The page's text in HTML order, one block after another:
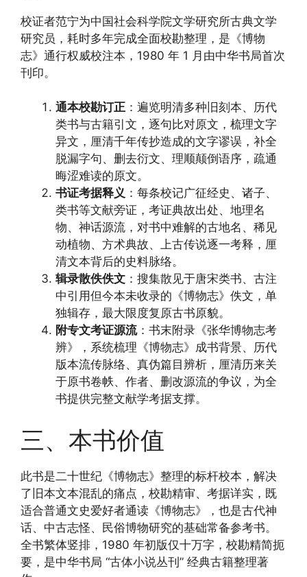
校证者范宁为中国社会科学院文学研究所古典文学
研究员，耗时多年完成全面校勘整理，是《博物
志》通行权威校注本，1980 年 1 月由中华书局首次
刊印。
通本校勘订正 ：遍览明清多种旧刻本、历代
类书与古籍引文，逐句比对原文，梳理文字
异文，厘清千年传抄造成的文字谬误，补全
脱漏字句、删去衍文、理顺颠倒语序，疏通
晦涩难读的原文。
书证考据释义 ：每条校记广征经史、诸子、
类书等文献旁证，考证典故出处、地理名
物、神话源流，对书中难解的古地名、稀见
动植物、方术典故、上古传说逐一考释，厘
清文本背后的史料脉络。
辑录散佚佚文 ：搜集散见于唐宋类书、古注
中引用但今本未收录的《博物志》佚文，单
独辑存，最大限度复原古书原貌。
附专文考证源流：书末附录《张华博物志考
辨》，系统梳理《博物志》成书背景、历代
版本流传脉络、真伪篇目辨析，厘清历来关
于原书卷帙、作者、删改源流的争议，为全
书提供完整文献学考据支撑。
三、本书价值
此书是二十世纪《博物志》整理的标杆校本，解决
了旧本文本混乱的痛点，校勘精审、考据详实，既
适合普通文史爱好者通读《博物志》，也是古代神
话、中古志怪、民俗博物研究的基础常备参考书。
全书繁体竖排，1980 年初版仅十万字，校勘精简扼
要，是中华书局 “古体小说丛刊” 经典古籍整理著